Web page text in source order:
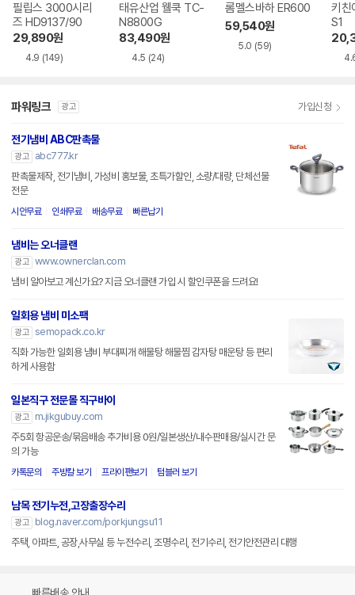
필립스 3000시리
즈 HD9137/90
29,890원
4.9 (149)
태유산업 웰쿡 TC-
N8800G
83,490원
4.5 (24)
롬멜스바하 ER600
59,540원
5.0 (59)
키친
S1
파워링크 광고 가입신청
전기냄비 ABC판촉물
광고
abc777.kr
판촉물제작, 전기냄비, 가성비 홍보물, 초특가할인, 소량/대량, 단체선물
전문
시안무료 인쇄무료 배송무료 빠른납기
냄비는 오너클랜
광고 www.ownerclan.com
냄비 알아보고 계신가요? 지금 오너클랜 가입 시 할인쿠폰을 드려요!
일회용 냄비 미소팩
광고 semopack.co.kr
직화 가능한 일회용 냄비 부대찌개 해물탕 해물찜 감자탕 매운탕 등 편리
하게 사용함
일본직구 전문몰 직구바이
광고
m.jikgubuy.com
주5회 항공운송/묶음배송 추가비용 0원/일본생산/내수판매용/실시간 문
의 가능
카톡문의 주방칼 보기 프라이팬보기 텀블러 보기
남목 전기누전,고장출장수리
광고
blog.naver.com/porkjungsu11
주택, 아파트, 공장,사무실 등 누전수리, 조명수리, 전기수리, 전기안전관리 대행